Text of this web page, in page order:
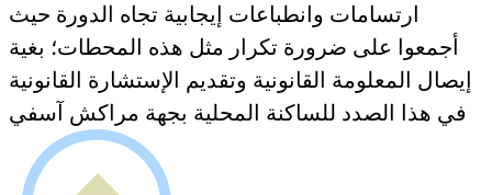
ارتسامات وانطباعات إيجابية تجاه الدورة حيث
أجمعوا على ضرورة تكرار مثل هذه المحطات؛ بغية
إيصال المعلومة القانونية وتقديم الإستشارة القانونية
في هذا الصدد للساكنة المحلية بجهة مراكش آسفي